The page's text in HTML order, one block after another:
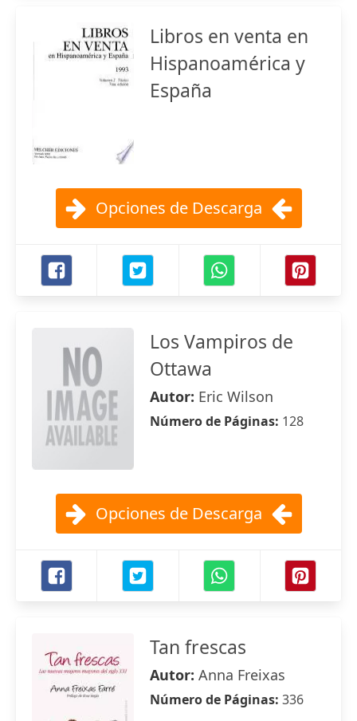
Libros en venta en
Hispanoamérica y
España
Opciones de Descarga
Los Vampiros de
Ottawa
Autor: Eric Wilson
Número de Páginas: 128
Opciones de Descarga
Tan frescas
Autor: Anna Freixas
Número de Páginas: 336